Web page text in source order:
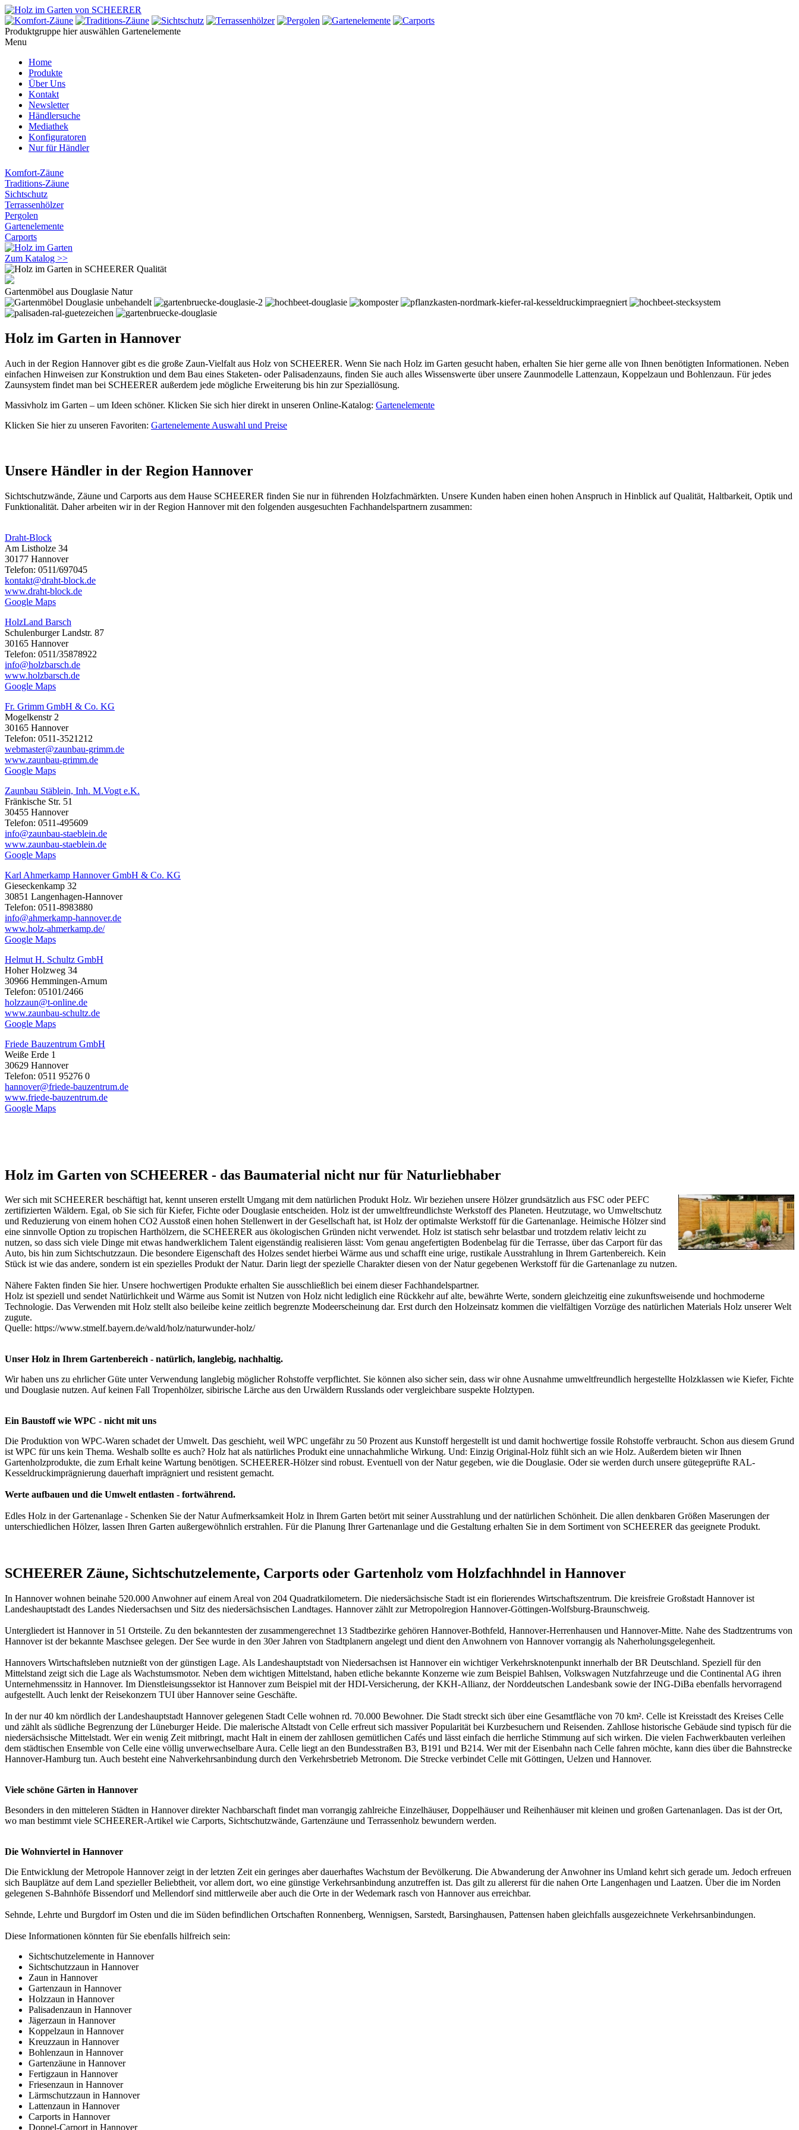
Produktgruppe hier auswählen Gartenelemente
Menu
Home
Produkte
Über Uns
Kontakt
Newsletter
Händlersuche
Mediathek
Konfiguratoren
Nur für Händler
Komfort-Zäune
Traditions-Zäune
Sichtschutz
Terrassenhölzer
Pergolen
Gartenelemente
Carports
Zum Katalog >>
Gartenmöbel aus Douglasie Natur
Holz im Garten in Hannover
Auch in der Region Hannover gibt es die große Zaun-Vielfalt aus Holz von SCHEERER. Wenn Sie nach Holz im Garten gesucht haben, erhalten Sie hier gerne alle von Ihnen benötigten Informationen. Neben
einfachen Hinweisen zur Konstruktion und dem Bau eines Staketen- oder Palisadenzauns, finden Sie auch alles Wissenswerte über unsere Zaunmodelle Lattenzaun, Koppelzaun und Bohlenzaun. Für jedes
Zaunsystem findet man bei SCHEERER außerdem jede mögliche Erweiterung bis hin zur Speziallösung.
Massivholz im Garten – um Ideen schöner. Klicken Sie sich hier direkt in unseren Online-Katalog: Gartenelemente
Klicken Sie hier zu unseren Favoriten: Gartenelemente Auswahl und Preise
Unsere Händler in der Region Hannover
Sichtschutzwände, Zäune und Carports aus dem Hause SCHEERER finden Sie nur in führenden Holzfachmärkten. Unsere Kunden haben einen hohen Anspruch in Hinblick auf Qualität, Haltbarkeit, Optik und
Funktionalität. Daher arbeiten wir in der Region Hannover mit den folgenden ausgesuchten Fachhandelspartnern zusammen:
Draht-Block
Am Listholze 34
30177 Hannover
Telefon: 0511/697045
kontakt@draht-block.de
www.draht-block.de
Google Maps
HolzLand Barsch
Schulenburger Landstr. 87
30165 Hannover
Telefon: 0511/35878922
info@holzbarsch.de
www.holzbarsch.de
Google Maps
Fr. Grimm GmbH & Co. KG
Mogelkenstr 2
30165 Hannover
Telefon: 0511-3521212
webmaster@zaunbau-grimm.de
www.zaunbau-grimm.de
Google Maps
Zaunbau Stäblein, Inh. M.Vogt e.K.
Fränkische Str. 51
30455 Hannover
Telefon: 0511-495609
info@zaunbau-staeblein.de
www.zaunbau-staeblein.de
Google Maps
Karl Ahmerkamp Hannover GmbH & Co. KG
Gieseckenkamp 32
30851 Langenhagen-Hannover
Telefon: 0511-8983880
info@ahmerkamp-hannover.de
www.holz-ahmerkamp.de/
Google Maps
Helmut H. Schultz GmbH
Hoher Holzweg 34
30966 Hemmingen-Arnum
Telefon: 05101/2466
holzzaun@t-online.de
www.zaunbau-schultz.de
Google Maps
Friede Bauzentrum GmbH
Weiße Erde 1
30629 Hannover
Telefon: 0511 95276 0
hannover@friede-bauzentrum.de
www.friede-bauzentrum.de
Google Maps
Holz im Garten von SCHEERER - das Baumaterial nicht nur für Naturliebhaber
Wer sich mit SCHEERER beschäftigt hat, kennt unseren erstellt Umgang mit dem natürlichen Produkt Holz. Wir beziehen unsere Hölzer grundsätzlich aus FSC oder PEFC
zertifizierten Wäldern. Egal, ob Sie sich für Kiefer, Fichte oder Douglasie entscheiden. Holz ist der umweltfreundlichste Werkstoff des Planeten. Heutzutage, wo Umweltschutz
und Reduzierung von einem hohen CO2 Ausstoß einen hohen Stellenwert in der Gesellschaft hat, ist Holz der optimalste Werkstoff für die Gartenanlage. Heimische Hölzer sind
eine sinnvolle Option zu tropischen Harthölzern, die SCHEERER aus ökologischen Gründen nicht verwendet. Holz ist statisch sehr belastbar und trotzdem relativ leicht zu
nutzen, so dass sich viele Dinge mit etwas handwerklichem Talent eigenständig realisieren lässt: Vom genau angefertigten Bodenbelag für die Terrasse, über das Carportfür das
Auto, bis hin zum Sichtschutzzaun. Die besondere Eigenschaft des Holzes sendet hierbei Wärme aus und schafft eine urige, rustikale Ausstrahlung in Ihrem Gartenbereich. Kein
Stück ist wie das andere, sondern ist ein spezielles Produkt der Natur. Darin liegt der spezielle Charakter diesen von der Natur gegebenen Werkstoff für die Gartenanlage zu nutzen.
Nähere Fakten finden Sie hier. Unsere hochwertigen Produkte erhalten Sie ausschließlich bei einem dieserFachhandelspartner.
Holz ist speziell und sendet Natürlichkeit und Wärme aus Somit ist Nutzen von Holz nicht lediglich eine Rückkehr auf alte, bewährte Werte, sondern gleichzeitig eine zukunftsweisende und hochmoderne
Technologie. Das Verwenden mit Holz stellt also beileibe keine zeitlich begrenzte Modeerscheinung dar. Erst durch den Holzeinsatz kommen die vielfältigen Vorzüge des natürlichen Materials Holz unserer Welt
zugute.
Quelle: https://www.stmelf.bayern.de/wald/holz/naturwunder-holz/
Unser Holz in Ihrem Gartenbereich - natürlich, langlebig, nachhaltig.
Wir haben uns zu ehrlicher Güte unter Verwendung langlebig möglicher Rohstoffe verpflichtet. Sie können also sicher sein, dass wir ohne Ausnahme umweltfreundlich hergestellte Holzklassen wie Kiefer, Fichte
und Douglasie nutzen. Auf keinen Fall Tropenhölzer, sibirische Lärche aus den Urwäldern Russlands oder vergleichbare suspekte Holztypen.
Ein Baustoff wie WPC - nicht mit uns
Die Produktion von WPC-Waren schadet der Umwelt. Das geschieht, weil WPC ungefähr zu 50 Prozent aus Kunstoff hergestellt ist und damit hochwertige fossile Rohstoffe verbraucht. Schon aus diesem Grund
ist WPC für uns kein Thema. Weshalb sollte es auch? Holz hat als natürliches Produkt eine unnachahmliche Wirkung. Und: Einzig Original-Holz fühlt sich an wie Holz. Außerdem bieten wir Ihnen
Gartenholzprodukte, die zum Erhalt keine Wartung benötigen. SCHEERER-Hölzer sind robust. Eventuell von der Natur gegeben, wie die Douglasie. Oder sie werden durch unsere gütegeprüfte RAL-
Kesseldruckimprägnierung dauerhaft imprägniert und resistent gemacht.
Werte aufbauen und die Umwelt entlasten - fortwährend.
Edles Holz in der Gartenanlage - Schenken Sie der Natur Aufmerksamkeit Holz in Ihrem Garten betört mit seiner Ausstrahlung und der natürlichen Schönheit. Die allen denkbaren Größen Maserungen der
unterschiedlichen Hölzer, lassen Ihren Garten außergewöhnlich erstrahlen. Für die Planung Ihrer Gartenanlage und die Gestaltung erhalten Sie in dem Sortiment von SCHEERER das geeignete Produkt.
SCHEERER Zäune, Sichtschutzelemente, Carports oder Gartenholz vom Holzfachhndel in Hannover
In Hannover wohnen beinahe 520.000 Anwohner auf einem Areal von 204 Quadratkilometern. Die niedersächsische Stadt ist ein florierendes Wirtschaftszentrum. Die kreisfreie Großstadt Hannover ist
Landeshauptstadt des Landes Niedersachsen und Sitz des niedersächsischen Landtages. Hannover zählt zur Metropolregion Hannover-Göttingen-Wolfsburg-Braunschweig.
Untergliedert ist Hannover in 51 Ortsteile. Zu den bekanntesten der zusammengerechnet 13 Stadtbezirke gehören Hannover-Bothfeld, Hannover-Herrenhausen und Hannover-Mitte. Nahe des Stadtzentrums von
Hannover ist der bekannte Maschsee gelegen. Der See wurde in den 30er Jahren von Stadtplanern angelegt und dient den Anwohnern von Hannover vorrangig als Naherholungsgelegenheit.
Hannovers Wirtschaftsleben nutznießt von der günstigen Lage. Als Landeshauptstadt von Niedersachsen ist Hannover ein wichtiger Verkehrsknotenpunkt innerhalb der BR Deutschland. Speziell für den
Mittelstand zeigt sich die Lage als Wachstumsmotor. Neben dem wichtigen Mittelstand, haben etliche bekannte Konzerne wie zum Beispiel Bahlsen, Volkswagen Nutzfahrzeuge und die Continental AG ihren
Unternehmenssitz in Hannover. Im Dienstleisungssektor ist Hannover zum Beispiel mit der HDI-Versicherung, der KKH-Allianz, der Norddeutschen Landesbank sowie der ING-DiBa ebenfalls hervorragend
aufgestellt. Auch lenkt der Reisekonzern TUI über Hannover seine Geschäfte.
In der nur 40 km nördlich der Landeshauptstadt Hannover gelegenen Stadt Celle wohnen rd. 70.000 Bewohner. Die Stadt streckt sich über eine Gesamtfläche von 70 km². Celle ist Kreisstadt des Kreises Celle
und zählt als südliche Begrenzung der Lüneburger Heide. Die malerische Altstadt von Celle erfreut sich massiver Popularität bei Kurzbesuchern und Reisenden. Zahllose historische Gebäude sind typisch für die
niedersächsische Mittelstadt. Wer ein wenig Zeit mitbringt, macht Halt in einem der zahllosen gemütlichen Cafés und lässt einfach die herrliche Stimmung auf sich wirken. Die vielen Fachwerkbauten verleihen
dem städtischen Ensemble von Celle eine völlig unverwechselbare Aura. Celle liegt an den Bundesstraßen B3, B191 und B214. Wer mit der Eisenbahn nach Celle fahren möchte, kann dies über die Bahnstrecke
Hannover-Hamburg tun. Auch besteht eine Nahverkehrsanbindung durch den Verkehrsbetrieb Metronom. Die Strecke verbindet Celle mit Göttingen, Uelzen und Hannover.
Viele schöne Gärten in Hannover
Besonders in den mitteleren Städten in Hannover direkter Nachbarschaft findet man vorrangig zahlreiche Einzelhäuser, Doppelhäuser und Reihenhäuser mit kleinen und großen Gartenanlagen. Das ist der Ort,
wo man bestimmt viele SCHEERER-Artikel wie Carports, Sichtschutzwände, Gartenzäune und Terrassenholz bewundern werden.
Die Wohnviertel in Hannover
Die Entwicklung der Metropole Hannover zeigt in der letzten Zeit ein geringes aber dauerhaftes Wachstum der Bevölkerung. Die Abwanderung der Anwohner ins Umland kehrt sich gerade um. Jedoch erfreuen
sich Bauplätze auf dem Land spezieller Beliebtheit, vor allem dort, wo eine günstige Verkehrsanbindung anzutreffen ist. Das gilt zu allererst für die nahen Orte Langenhagen und Laatzen. Über die im Norden
gelegenen S-Bahnhöfe Bissendorf und Mellendorf sind mittlerweile aber auch die Orte in der Wedemark rasch von Hannover aus erreichbar.
Sehnde, Lehrte und Burgdorf im Osten und die im Süden befindlichen Ortschaften Ronnenberg, Wennigsen, Sarstedt, Barsinghausen, Pattensen haben gleichfalls ausgezeichnete Verkehrsanbindungen.
Diese Informationen könnten für Sie ebenfalls hilfreich sein:
Sichtschutzelemente in Hannover
Sichtschutzzaun in Hannover
Zaun in Hannover
Gartenzaun in Hannover
Holzzaun in Hannover
Palisadenzaun in Hannover
Jägerzaun in Hannover
Koppelzaun in Hannover
Kreuzzaun in Hannover
Bohlenzaun in Hannover
Gartenzäune in Hannover
Fertigzaun in Hannover
Friesenzaun in Hannover
Lärmschutzzaun in Hannover
Lattenzaun in Hannover
Carports in Hannover
Doppel-Carport in Hannover